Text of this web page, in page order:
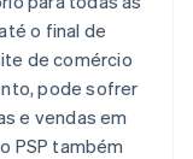
o final de
de comércio
pode sofrer
e vendas em
PSP também